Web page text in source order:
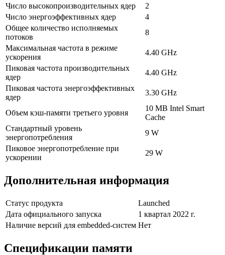
Число высокопроизводительных ядер
2
Число энергоэффективных ядер
4
Общее количество исполняемых
потоков
8
Максимальная частота в режиме
ускорения
4.40 GHz
Пиковая частота производительных
ядер
4.40 GHz
Пиковая частота энергоэффективных
ядер
3.30 GHz
Объем кэш-памяти третьего уровня
10 MB Intel Smart
Cache
Стандартный уровень
энергопотребления
9 W
Пиковое энергопотребление при
ускорении
29 W
Дополнительная информация
Статус продукта
Launched
Дата официального запуска
1 квартал 2022 г.
Наличие версий для embedded-систем Нет
Спецификации памяти